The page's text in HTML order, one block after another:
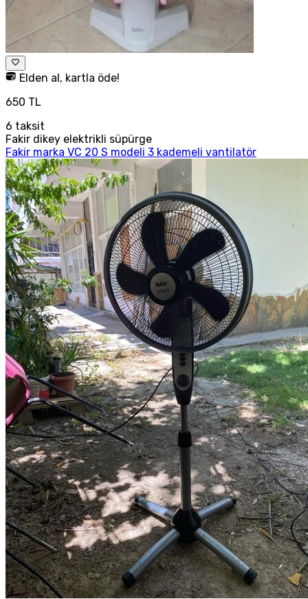
Elden al, kartla öde!
650 TL
6 taksit
Fakir dikey elektrikli süpürge
Fakir marka VC 20 S modeli 3 kademeli vantilatör